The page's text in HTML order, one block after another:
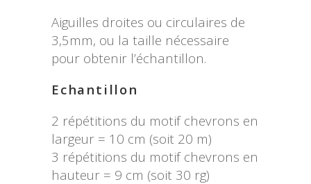
Aiguilles droites ou circulaires de
3,5mm, ou la taille nécessaire
pour obtenir l’échantillon.
Echantillon
2 répétitions du motif chevrons en
largeur = 10 cm (soit 20 m)
3 répétitions du motif chevrons en
hauteur = 9 cm (soit 30 rg)